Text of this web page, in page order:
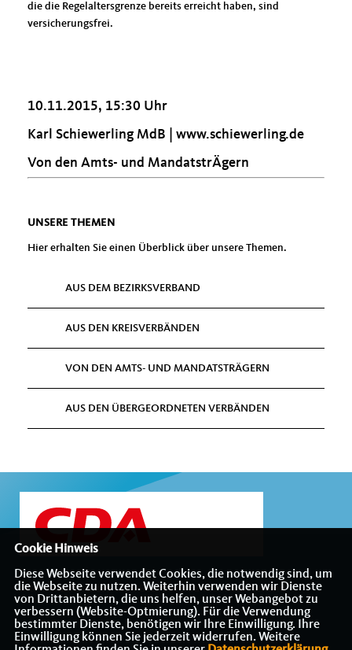
die die Regelaltersgrenze bereits erreicht haben, sind
versicherungsfrei.
10.11.2015, 15:30 Uhr
Karl Schiewerling MdB | www.schiewerling.de
Von den Amts- und MandatstrÄgern
UNSERE THEMEN
Hier erhalten Sie einen Überblick über unsere Themen.
AUS DEM BEZIRKSVERBAND
AUS DEN KREISVERBÄNDEN
VON DEN AMTS- UND MANDATSTRÄGERN
AUS DEN ÜBERGEORDNETEN VERBÄNDEN
Internetauftritt des CDA-Bezirksverbandes Münsterland
Cookie Hinweis
Diese Webseite verwendet Cookies, die notwendig sind, um
die Webseite zu nutzen. Weiterhin verwenden wir Dienste
von Drittanbietern, die uns helfen, unser Webangebot zu
verbessern (Website-Optmierung). Für die Verwendung
bestimmter Dienste, benötigen wir Ihre Einwilligung. Ihre
Einwilligung können Sie jederzeit widerrufen. Weitere